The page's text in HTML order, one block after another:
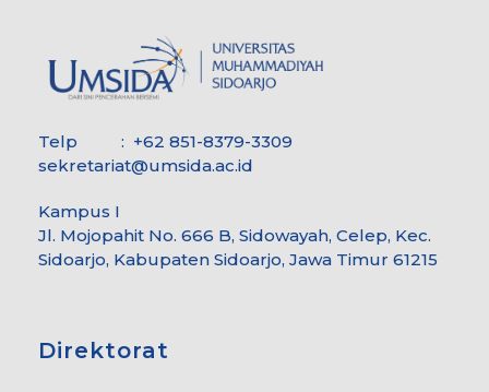
Telp : +62 851-8379-3309
sekretariat@umsida.ac.id
Kampus I
Jl. Mojopahit No. 666 B, Sidowayah, Celep, Kec.
Sidoarjo, Kabupaten Sidoarjo, Jawa Timur 61215
Direktorat